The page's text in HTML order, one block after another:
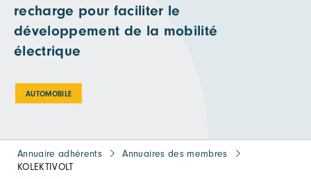
recharge pour faciliter le
développement de la mobilité
électrique
AUTOMOBILE
Annuaire adhérents
Annuaires des membres
KOLEKTIVOLT